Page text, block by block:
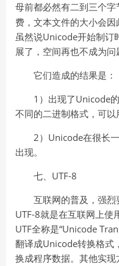
母前都必然有二到三个字
费，文本文件的大小会因
虽然说Unicode开始制订
展了，空间再也不成为问
它们造成的结果是：
1）出现了Unicode
不同的二进制格式，可以
2）Unicode在很长
出现。
七、UTF-8
互联网的普及，强烈
UTF-8就是在互联网上使
UTF全称是“Unicode
翻译成Unicode转换格式
换成程序数据。其他实